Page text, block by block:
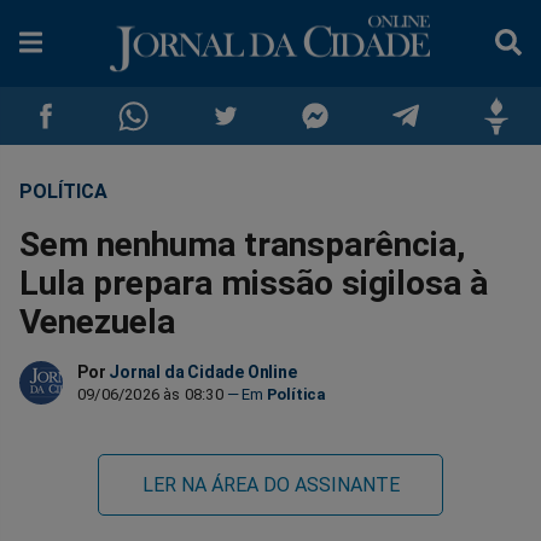
Compartilhar
no
Facebook
Compartilhar
no
Whatsapp
no
no
no
POLÍTICA
Sem nenhuma transparência,
Lula prepara missão sigilosa à
Venezuela
Por Jornal da Cidade Online
09/06/2026 às 08:30 Política
LER NA ÁREA DO ASSINANTE